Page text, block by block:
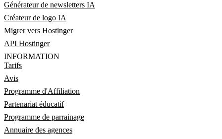
Générateur de newsletters IA
Créateur de logo IA
Migrer vers Hostinger
API Hostinger
INFORMATION
Tarifs
Avis
Programme d'Affiliation
Partenariat éducatif
Programme de parrainage
Annuaire des agences